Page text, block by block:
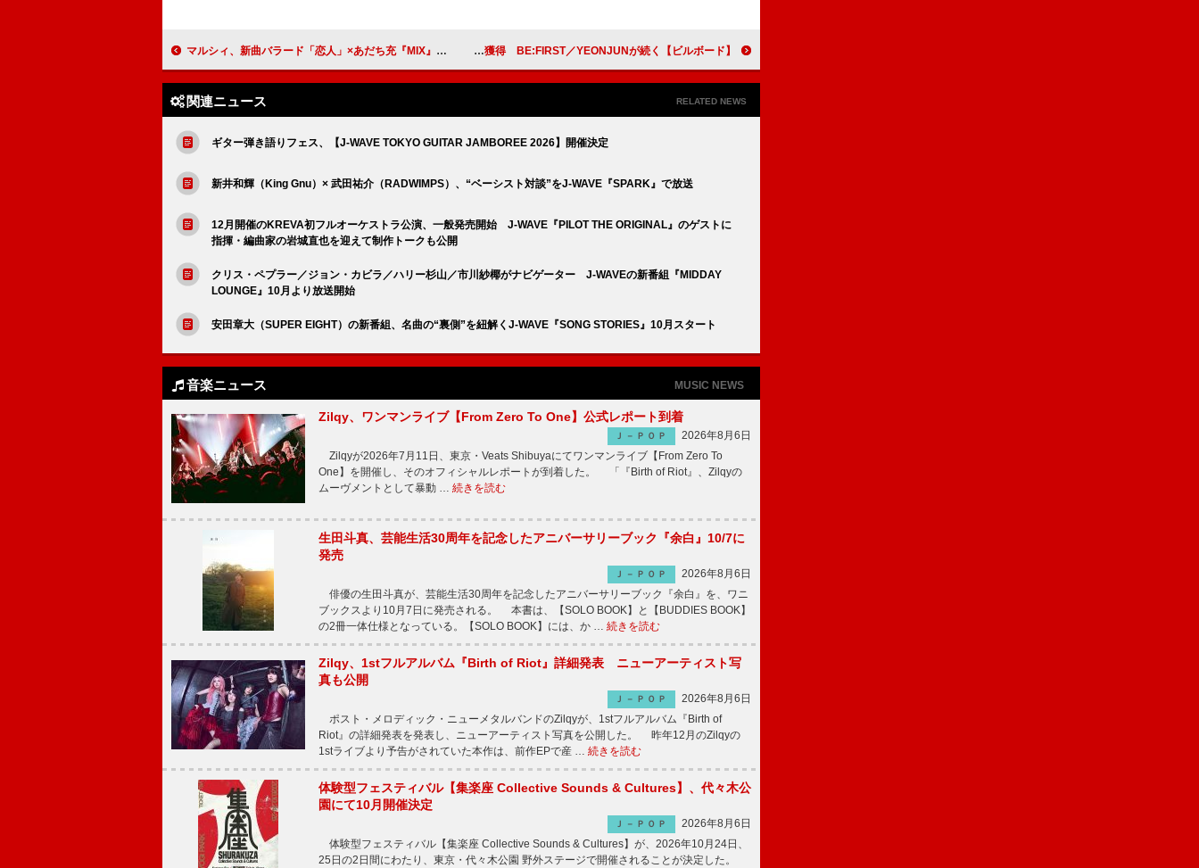
マルシィ、新曲バラード「恋人」×あだち充『MIX』コラボMV公開 【ビルボード】U-KNOW『I-KNOW』DLアルバム首位獲得 BE:FIRST／YEONJUNが続く
関連ニュース RELATED NEWS
ギター弾き語りフェス、【J-WAVE TOKYO GUITAR JAMBOREE 2026】開催決定
新井和輝（King Gnu）× 武田祐介（RADWIMPS）、“ベーシスト対談”をJ-WAVE『SPARK』で放送
12月開催のKREVA初フルオーケストラ公演、一般発売開始 J-WAVE『PILOT THE ORIGINAL』のゲストに
指揮・編曲家の岩城直也を迎えて制作トークも公開
クリス・ペプラー／ジョン・カビラ／ハリー杉山／市川紗椰がナビゲーター J-WAVEの新番組『MIDDAY
LOUNGE』10月より放送開始
安田章大（SUPER EIGHT）の新番組、名曲の“裏側”を紐解くJ-WAVE『SONG STORIES』10月スタート
音楽ニュース MUSIC NEWS
Zilqy、ワンマンライブ【From Zero To One】公式レポート到着
Ｊ－ＰＯＰ
2026年8月6日
Zilqyが2026年7月11日、東京・Veats Shibuyaにてワンマンライブ【From Zero To
One】を開催し、そのオフィシャルレポートが到着した。 「『Birth of Riot』、Zilqyの
ムーヴメントとして暴動 … 続きを読む
生田斗真、芸能生活30周年を記念したアニバーサリーブック『余白』10/7に
発売
Ｊ－ＰＯＰ
2026年8月6日
俳優の生田斗真が、芸能生活30周年を記念したアニバーサリーブック『余白』を、ワニ
ブックスより10月7日に発売される。 本書は、【SOLO BOOK】と【BUDDIES BOOK】
の2冊一体仕様となっている。【SOLO BOOK】には、か … 続きを読む
Zilqy、1stフルアルバム『Birth of Riot』詳細発表 ニューアーティスト写
真も公開
Ｊ－ＰＯＰ
2026年8月6日
ポスト・メロディック・ニューメタルバンドのZilqyが、1stフルアルバム『Birth of
Riot』の詳細発表を発表し、ニューアーティスト写真を公開した。 昨年12月のZilqyの
1stライブより予告がされていた本作は、前作EPで産 … 続きを読む
体験型フェスティバル【集楽座 Collective Sounds & Cultures】、代々木公
園にて10月開催決定
Ｊ－ＰＯＰ
2026年8月6日
体験型フェスティバル【集楽座 Collective Sounds & Cultures】が、2026年10月24日、
25日の2日間にわたり、東京・代々木公園 野外ステージで開催されることが決定した。